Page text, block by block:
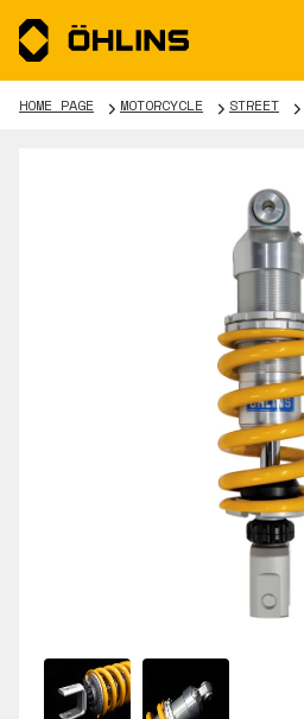
HOME PAGE MOTORCYCLE STREET